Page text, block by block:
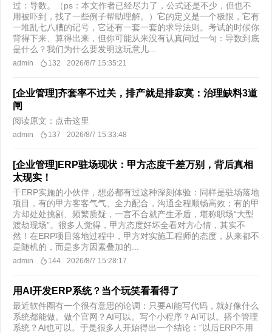
过：导数。（ps：本文作者已经尽力了，公式还是不少，但也不
用被吓到，找了一些例子帮助理解。）它的定义是一个极限，它有
一堆乱七八糟的记号，它还有一套一套的求导法则。考试的时候你
背得下来、算得出来，但你可能从来没有认真问过一句：导数到底
是什么？我们为什么要发明这玩意儿...
admin 132 2026/8/7 15:35:21
[企业管理]齐套率不过关，排产就是排寂寞：治理缺料3道
闸
阅读原文：点击这里
admin 137 2026/8/7 15:33:48
[企业管理]ERP驻场现状：甲方态度千差万别，背后真相
太现实！
干ERP实施的小伙伴，想必都有过这种深刻体验：同样是驻场落地
项目，有的甲方客客气气、全力配合，沟通全程顺畅高效；有的甲
方却处处挑剔、频繁质疑，一言不合就产生矛盾，堪称职场“大型
渡劫现场”。很多人觉得，甲方态度好坏全看对方心情，其实不
然！在ERP项目落地过程中，甲方对实施工程师的态度，从来都不
是随机的，而是多方因素叠加的...
admin 144 2026/8/7 15:28:17
用AI开发ERP系统？当个玩笑看看得了
最近软件圈有一个很有意思的论调：只要AI能写代码，就好像什么
系统都能做。做个官网？AI可以。写个小程序？AI可以。搭个管理
系统？AI也可以。于是很多人开始得出一个结论：“以后ERP不用